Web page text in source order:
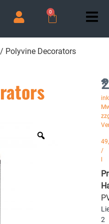
0
/ Polyvine Decorators
*
/
l
2